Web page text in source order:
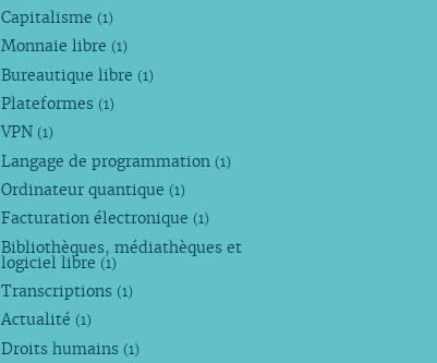
Capitalisme (1)
Monnaie libre (1)
Bureautique libre (1)
Plateformes (1)
VPN (1)
Langage de programmation (1)
Ordinateur quantique (1)
Facturation électronique (1)
Bibliothèques, médiathèques et
logiciel libre (1)
Transcriptions (1)
Actualité (1)
Droits humains (1)